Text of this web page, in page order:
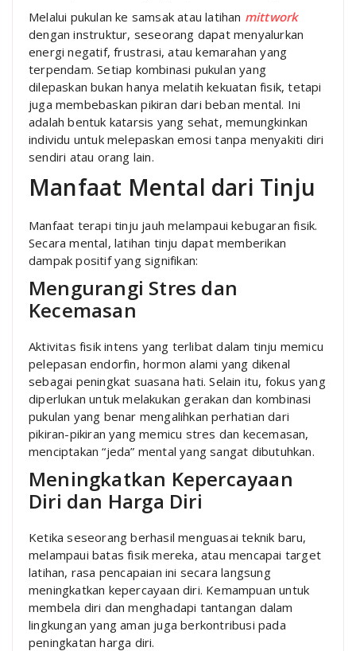
Melalui pukulan ke samsak atau latihan mittwork
dengan instruktur, seseorang dapat menyalurkan
energi negatif, frustrasi, atau kemarahan yang
terpendam. Setiap kombinasi pukulan yang
dilepaskan bukan hanya melatih kekuatan fisik, tetapi
juga membebaskan pikiran dari beban mental. Ini
adalah bentuk katarsis yang sehat, memungkinkan
individu untuk melepaskan emosi tanpa menyakiti diri
sendiri atau orang lain.
Manfaat Mental dari Tinju
Manfaat terapi tinju jauh melampaui kebugaran fisik.
Secara mental, latihan tinju dapat memberikan
dampak positif yang signifikan:
Mengurangi Stres dan
Kecemasan
Aktivitas fisik intens yang terlibat dalam tinju memicu
pelepasan endorfin, hormon alami yang dikenal
sebagai peningkat suasana hati. Selain itu, fokus yang
diperlukan untuk melakukan gerakan dan kombinasi
pukulan yang benar mengalihkan perhatian dari
pikiran-pikiran yang memicu stres dan kecemasan,
menciptakan “jeda” mental yang sangat dibutuhkan.
Meningkatkan Kepercayaan
Diri dan Harga Diri
Ketika seseorang berhasil menguasai teknik baru,
melampaui batas fisik mereka, atau mencapai target
latihan, rasa pencapaian ini secara langsung
meningkatkan kepercayaan diri. Kemampuan untuk
membela diri dan menghadapi tantangan dalam
lingkungan yang aman juga berkontribusi pada
peningkatan harga diri.